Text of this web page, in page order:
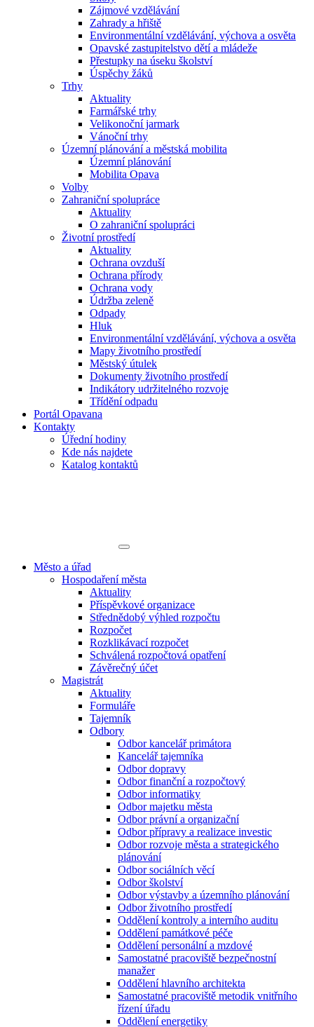
Zájmové vzdělávání
Zahrady a hřiště
Environmentální vzdělávání, výchova a osvěta
Opavské zastupitelstvo dětí a mládeže
Přestupky na úseku školství
Úspěchy žáků
Trhy
Aktuality
Farmářské trhy
Velikonoční jarmark
Vánoční trhy
Územní plánování a městská mobilita
Územní plánování
Mobilita Opava
Volby
Zahraniční spolupráce
Aktuality
O zahraniční spolupráci
Životní prostředí
Aktuality
Ochrana ovzduší
Ochrana přírody
Ochrana vody
Údržba zeleně
Odpady
Hluk
Environmentální vzdělávání, výchova a osvěta
Mapy životního prostředí
Městský útulek
Dokumenty životního prostředí
Indikátory udržitelného rozvoje
Třídění odpadu
Portál Opavana
Kontakty
Úřední hodiny
Kde nás najdete
Katalog kontaktů
Město a úřad
Hospodaření města
Aktuality
Příspěvkové organizace
Střednědobý výhled rozpočtu
Rozpočet
Rozklikávací rozpočet
Schválená rozpočtová opatření
Závěrečný účet
Magistrát
Aktuality
Formuláře
Tajemník
Odbory
Odbor kancelář primátora
Kancelář tajemníka
Odbor dopravy
Odbor finanční a rozpočtový
Odbor informatiky
Odbor majetku města
Odbor právní a organizační
Odbor přípravy a realizace investic
Odbor rozvoje města a strategického
plánování
Odbor sociálních věcí
Odbor školství
Odbor výstavby a územního plánování
Odbor životního prostředí
Oddělení kontroly a interního auditu
Oddělení památkové péče
Oddělení personální a mzdové
Samostatné pracoviště bezpečnostní
manažer
Oddělení hlavního architekta
Samostatné pracoviště metodik vnitřního
řízení úřadu
Oddělení energetiky